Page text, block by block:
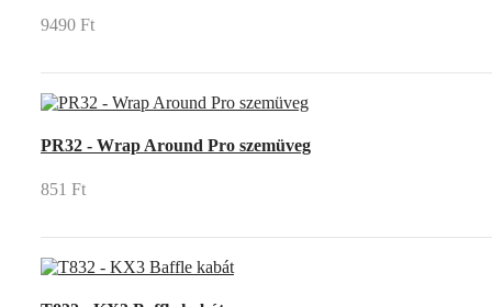
9490 Ft
PR32 - Wrap Around Pro szemüveg
851 Ft